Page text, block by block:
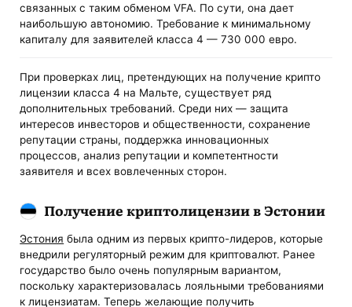
связанных с таким обменом VFA. По сути, она дает
наибольшую автономию. Требование к минимальному
капиталу для заявителей класса 4 — 730 000 евро.
При проверках лиц, претендующих на получение крипто
лицензии класса 4 на Мальте, существует ряд
дополнительных требований. Среди них — защита
интересов инвесторов и общественности, сохранение
репутации страны, поддержка инновационных
процессов, анализ репутации и компетентности
заявителя и всех вовлеченных сторон.
Получение криптолицензии в Эстонии
Эстония была одним из первых крипто-лидеров, которые
внедрили регуляторный режим для криптовалют. Ранее
государство было очень популярным вариантом,
поскольку характеризовалась лояльными требованиями
к лицензиатам. Теперь желающие получить